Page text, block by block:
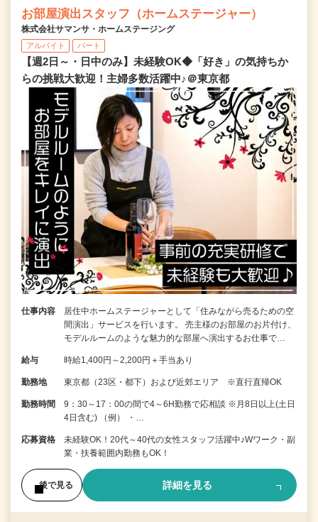
お部屋演出スタッフ（ホームステージャー）
株式会社サマンサ・ホームステージング
アルバイト パート
【週2日～・日中のみ】未経験OK◆「好き」の気持ちか
らの挑戦大歓迎！主婦多数活躍中♪＠東京都
仕事内容
居住中ホームステージャーとして「住みながら売るための空
間演出」サービスを行います。 売主様のお部屋のお片付け、
モデルルームのような魅力的な部屋へ演出するお仕事で…
給与 時給1,400円～2,200円＋手当あり
勤務地 東京都（23区・都下）および近郊エリア ※直行直帰OK
勤務時間
9：30～17：00の間で4～6H勤務で応相談 ※月8日以上(土日
4日含む) （例） ・…
応募資格
未経験OK！20代～40代の女性スタッフ活躍中♪Wワーク・副
業・扶養範囲内勤務もOK！
後で見る 詳細を見る